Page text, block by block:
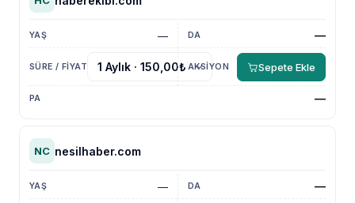
— —
—
Sepete Ekle
NC nesilhaber.com
— —